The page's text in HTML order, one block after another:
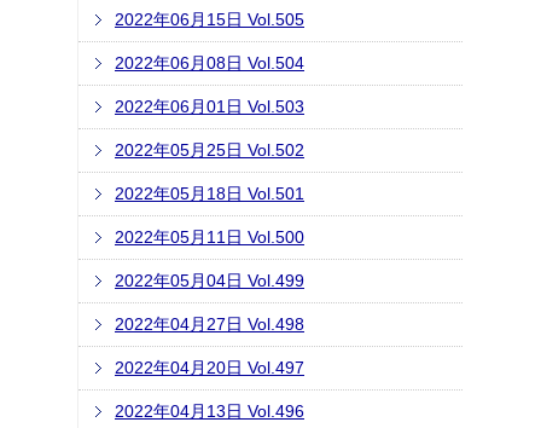
2022年06月15日 Vol.505
2022年06月08日 Vol.504
2022年06月01日 Vol.503
2022年05月25日 Vol.502
2022年05月18日 Vol.501
2022年05月11日 Vol.500
2022年05月04日 Vol.499
2022年04月27日 Vol.498
2022年04月20日 Vol.497
2022年04月13日 Vol.496